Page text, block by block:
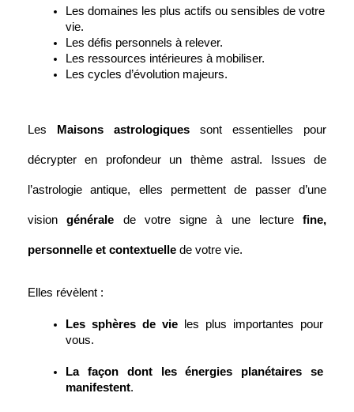
Les domaines les plus actifs ou sensibles de votre
vie.
Les défis personnels à relever.
Les ressources intérieures à mobiliser.
Les cycles d’évolution majeurs.
Les Maisons astrologiques sont essentielles pour
décrypter en profondeur un thème astral. Issues de
l’astrologie antique, elles permettent de passer d’une
vision générale de votre signe à une lecture fine,
personnelle et contextuelle de votre vie.
Elles révèlent :
Les sphères de vie les plus importantes pour
vous.
La façon dont les énergies planétaires se
manifestent.